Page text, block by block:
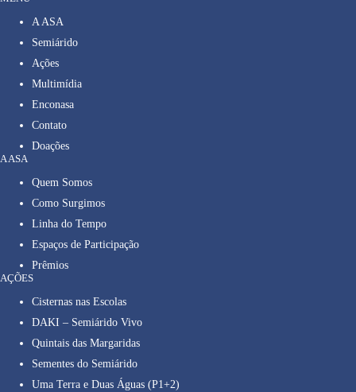
A ASA
Semiárido
Ações
Multimídia
Enconasa
Contato
Doações
A ASA
Quem Somos
Como Surgimos
Linha do Tempo
Espaços de Participação
Prêmios
AÇÕES
Cisternas nas Escolas
DAKI – Semiárido Vivo
Quintais das Margaridas
Sementes do Semiárido
Uma Terra e Duas Águas (P1+2)